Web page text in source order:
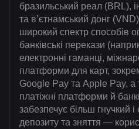
бразильський реал (BRL),
та в’єтнамський донг
широкий спектр способів
банківські перекази
електронні гаманці,
платформи для карт,
Google Pay та Apple Pay, а
платіжні платформи й
забезпечує більш гнучкий
депозиту та зняття —